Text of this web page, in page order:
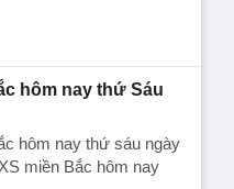
hôm nay thứ Sáu
hôm nay thứ sáu ngày
miền Bắc hôm nay